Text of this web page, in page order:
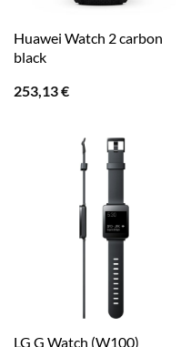
Huawei Watch 2 carbon
black
253,13€
LG G Watch (W100)